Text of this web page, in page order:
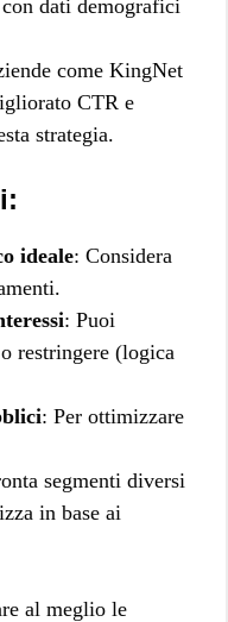
dati demografici
come KingNet
CTR e
strategia.
ideale: Considera
: Puoi
restringere (logica
: Per ottimizzare
segmenti diversi
in base ai
al meglio le